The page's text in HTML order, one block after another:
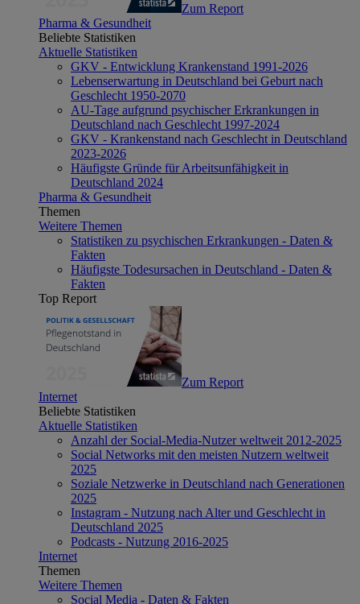
Zum Report
Pharma & Gesundheit
Beliebte Statistiken
Aktuelle Statistiken
GKV - Entwicklung Krankenstand 1991-2026
Lebenserwartung in Deutschland bei Geburt nach
Geschlecht 1950-2070
AU-Tage aufgrund psychischer Erkrankungen in
Deutschland nach Geschlecht 1997-2024
GKV - Krankenstand nach Geschlecht in Deutschland
2023-2026
Häufigste Gründe für Arbeitsunfähigkeit in
Deutschland 2024
Pharma & Gesundheit
Themen
Weitere Themen
Statistiken zu psychischen Erkrankungen - Daten &
Fakten
Häufigste Todesursachen in Deutschland - Daten &
Fakten
Top Report
Zum Report
Internet
Beliebte Statistiken
Aktuelle Statistiken
Anzahl der Social-Media-Nutzer weltweit 2012-2025
Social Networks mit den meisten Nutzern weltweit
2025
Soziale Netzwerke in Deutschland nach Generationen
2025
Instagram - Nutzung nach Alter und Geschlecht in
Deutschland 2025
Podcasts - Nutzung 2016-2025
Internet
Themen
Weitere Themen
Social Media - Daten & Fakten